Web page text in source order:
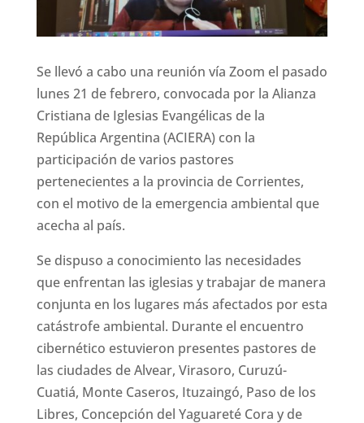
Se llevó a cabo una reunión vía Zoom el pasado
lunes 21 de febrero, convocada por la Alianza
Cristiana de Iglesias Evangélicas de la
República Argentina (ACIERA) con la
participación de varios pastores
pertenecientes a la provincia de Corrientes,
con el motivo de la emergencia ambiental que
acecha al país.
Se dispuso a conocimiento las necesidades
que enfrentan las iglesias y trabajar de manera
conjunta en los lugares más afectados por esta
catástrofe ambiental. Durante el encuentro
cibernético estuvieron presentes pastores de
las ciudades de Alvear, Virasoro, Curuzú-
Cuatiá, Monte Caseros, Ituzaingó, Paso de los
Libres, Concepción del Yaguareté Cora y de